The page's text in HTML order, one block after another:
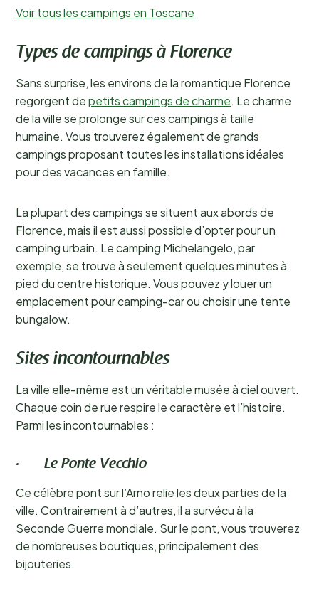
Voir tous les campings en Toscane
Types de campings à Florence
Sans surprise, les environs de la romantique Florence
regorgent depetits campings de charme. Le charme
de la ville se prolonge sur ces campings à taille
humaine. Vous trouverez également de grands
campings proposant toutes les installations idéales
pour des vacances en famille.
La plupart des campings se situent aux abords de
Florence, mais il est aussi possible d’opter pour un
camping urbain. Le camping Michelangelo, par
exemple, se trouve à seulement quelques minutes à
pied du centre historique. Vous pouvez y louer un
emplacement pour camping-car ou choisir une tente
bungalow.
Sites incontournables
La ville elle-même est un véritable musée à ciel ouvert.
Chaque coin de rue respire le caractère et l’histoire.
Parmi les incontournables :
· Le Ponte Vecchio
Ce célèbre pont sur l’Arno relie les deux parties de la
ville. Contrairement à d’autres, il a survécu à la
Seconde Guerre mondiale. Sur le pont, vous trouverez
de nombreuses boutiques, principalement des
bijouteries.